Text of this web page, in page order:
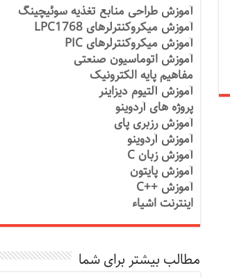
آموزش طراحی منابع تغذیه سوئیچینگ
آموزش میکروکنترلرهای LPC1768
آموزش میکروکنترلرهای PIC
آموزش اتوماسیون صنعتی
مفاهیم پایه الکترونیک
آموزش آلتیوم دیزاینر
پروژه های آردوینو
آموزش رزبری پای
آموزش آردوینو
آموزش زبان C
آموزش پایتون
آموزش ++C
اینترنت اشیاء
مطالب بیشتر برای شما